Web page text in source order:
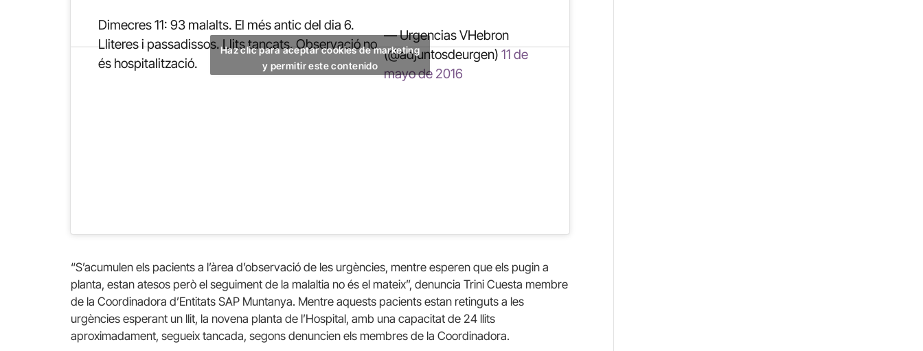
Dimecres 11: 93 malalts. El més antic del dia 6.
Lliteres i passadissos. Llits tancats. Observació no
és hospitalització.
— Urgencias VHebron
(@adjuntosdeurgen)11 de
mayo de 2016
Haz clic para aceptar cookies de marketing
y permitir este contenido
“S’acumulen els pacients a l’àrea d’observació de les urgències, mentre esperen que els pugin a
planta, estan atesos però el seguiment de la malaltia no és el mateix”, denuncia Trini Cuesta membre
de la Coordinadora d’Entitats SAP Muntanya. Mentre aquests pacients estan retinguts a les
urgències esperant un llit, la novena planta de l’Hospital, amb una capacitat de 24 llits
aproximadament, segueix tancada, segons denuncien els membres de la Coordinadora.